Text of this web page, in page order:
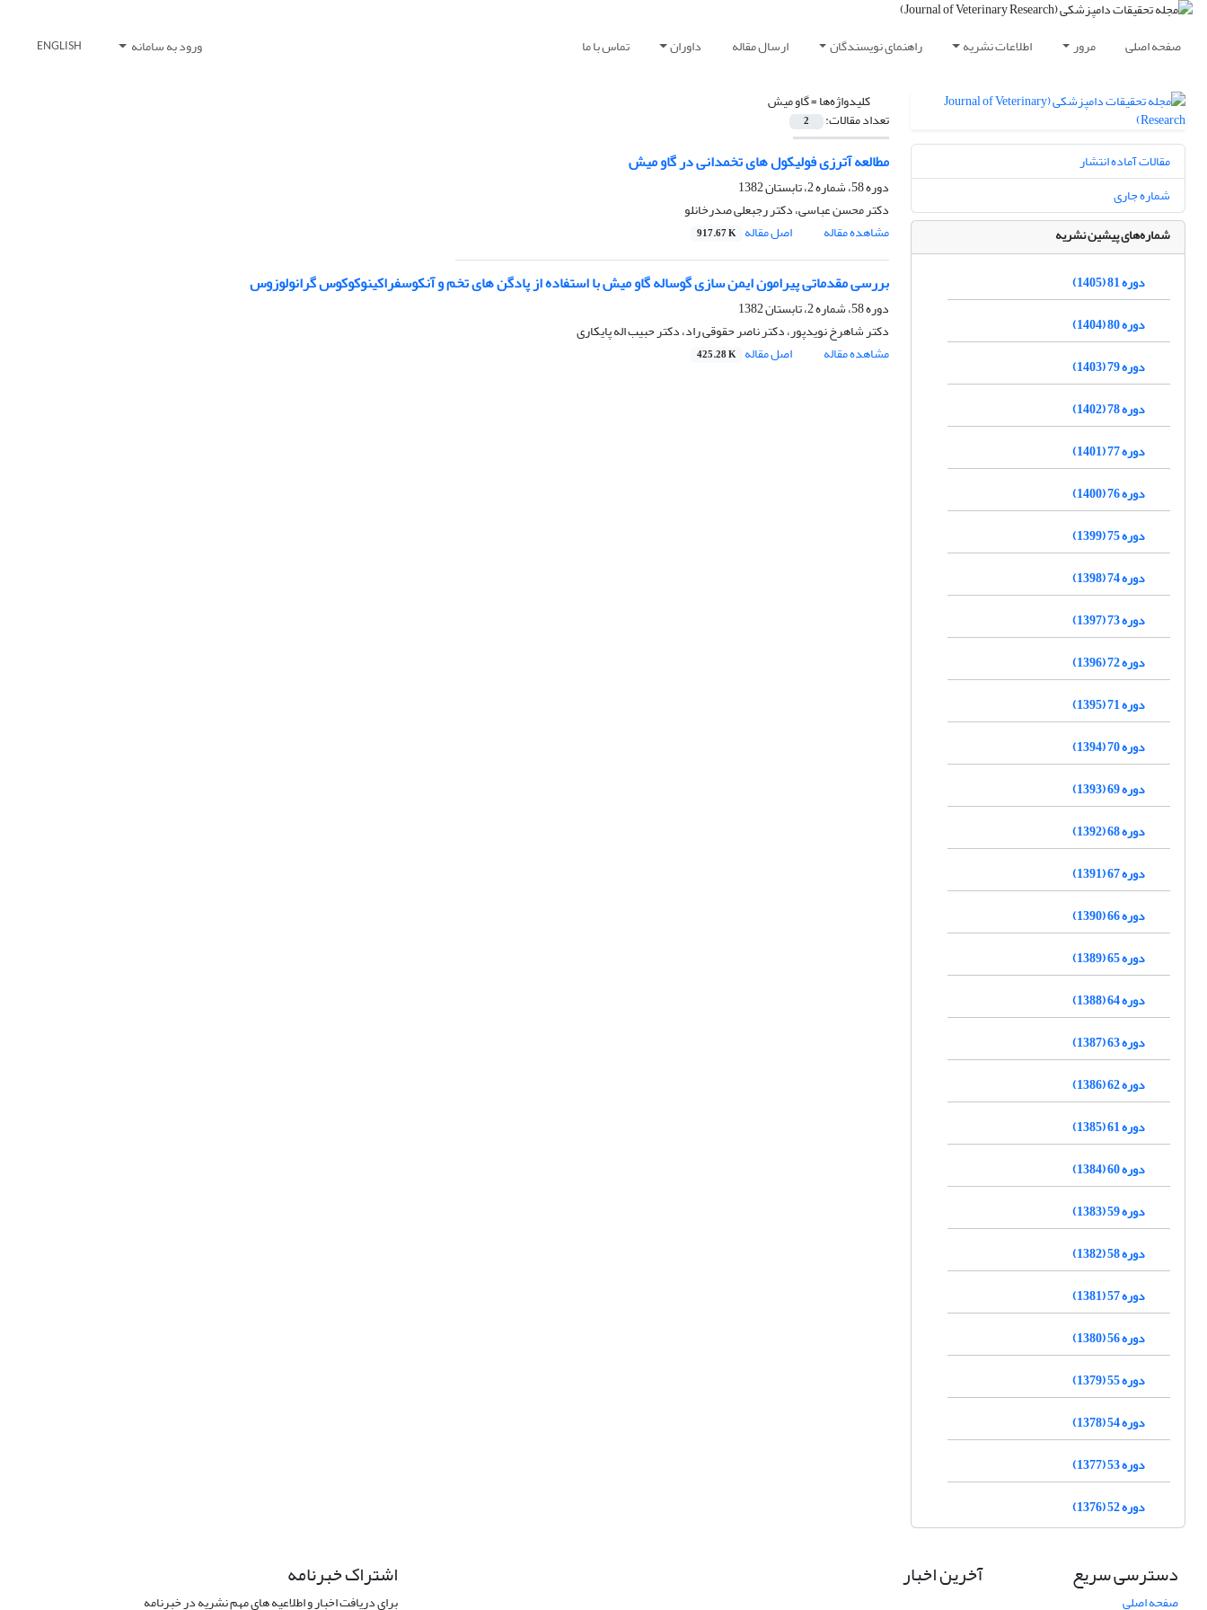
صفحه اصلی مرور اطلاعات نشریه راهنمای نویسندگان ارسال مقاله داوران تماس با ما ورود به سامانه ENGLISH
کلیدواژه‌ها =گاو میش
تعداد مقالات: 2
مطالعه آترزی فولیکول های تخمدانی در گاو میش
دوره 58، شماره 2، تابستان 1382
دکتر محسن عباسی، دکتر رجبعلی صدرخانلو
مشاهده مقاله
اصل مقاله 917.67 K
بررسی مقدماتی پیرامون ایمن سازی گوساله گاو میش با استفاده از پادگن های تخم و آنکوسفراکینوکوکوس گرانولوزوس
دوره 58، شماره 2، تابستان 1382
دکتر شاهرخ نویدپور، دکتر ناصر حقوقی راد، دکتر حبیب اله پایکاری
مشاهده مقاله
اصل مقاله 425.28 K
مقالات آماده انتشار
شماره جاری
شماره‌های پیشین نشریه
دوره 81 (1405)
دوره 80 (1404)
دوره 79 (1403)
دوره 78 (1402)
دوره 77 (1401)
دوره 76 (1400)
دوره 75 (1399)
دوره 74 (1398)
دوره 73 (1397)
دوره 72 (1396)
دوره 71 (1395)
دوره 70 (1394)
دوره 69 (1393)
دوره 68 (1392)
دوره 67 (1391)
دوره 66 (1390)
دوره 65 (1389)
دوره 64 (1388)
دوره 63 (1387)
دوره 62 (1386)
دوره 61 (1385)
دوره 60 (1384)
دوره 59 (1383)
دوره 58 (1382)
دوره 57 (1381)
دوره 56 (1380)
دوره 55 (1379)
دوره 54 (1378)
دوره 53 (1377)
دوره 52 (1376)
دسترسی سریع
صفحه اصلی
آخرین اخبار اشتراک خبرنامه
برای دریافت اخبار و اطلاعیه های مهم نشریه در خبرنامه